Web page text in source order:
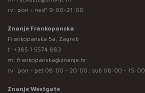
rv: pon - ned* 9:00-21:00
Znanje Frankopanska
Frankopanska 5a, Zagreb
t: +385 1 5574 883
m: frankopanska@znanje.hr
rv: pon - pet 08:00 - 20:00 ; sub 08:00 - 15:00
Znanje Westgate